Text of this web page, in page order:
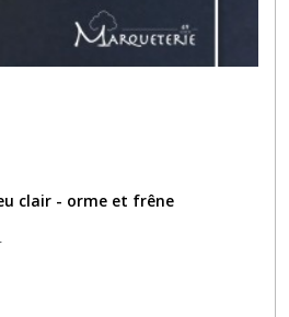
clair - orme et frêne